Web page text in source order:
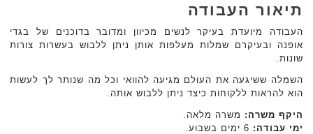
תיאור העבודה
העבודה מיועדת בעיקר לנשים מכיוון ומדובר בדוכנים של בגדי
אופנה ובעיקרם שמלות מעלפות אותן ניתן ללבוש בעשרות צורות
שונות.
השמלה ששיגעה את העולם מגיעה להוואי וכל מה שנותר לך לעשות
הוא להראות ללקוחות כיצד ניתן ללבוש אותה.
היקף משרה: משרה מלאה.
ימי עבודה: